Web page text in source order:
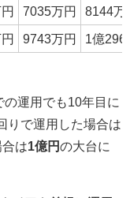
7035万円 8144万
9743万円 1億
の運用でも10年目に
りで運用した場合は
合は1億円の大台に